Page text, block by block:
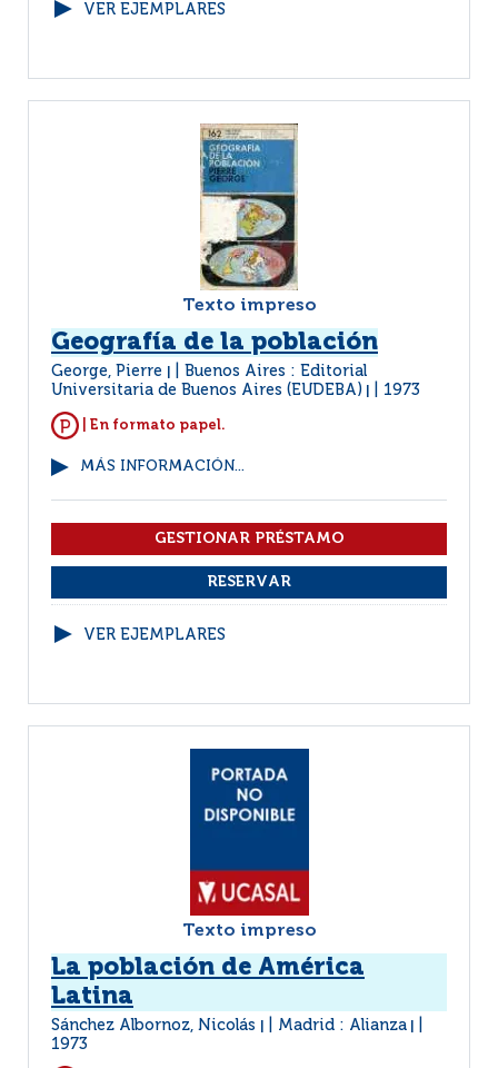
VER EJEMPLARES
Texto impreso
Geografía de la población
George, Pierre
Buenos Aires : Editorial
Universitaria de Buenos Aires (EUDEBA)
1973
| En formato papel.
MÁS INFORMACIÓN...
VER EJEMPLARES
Texto impreso
La población de América
Latina
Sánchez Albornoz, Nicolás Madrid : Alianza
1973